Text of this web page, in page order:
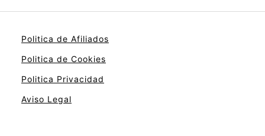
Politica de Afiliados
Politica de Cookies
Politica Privacidad
Aviso Legal